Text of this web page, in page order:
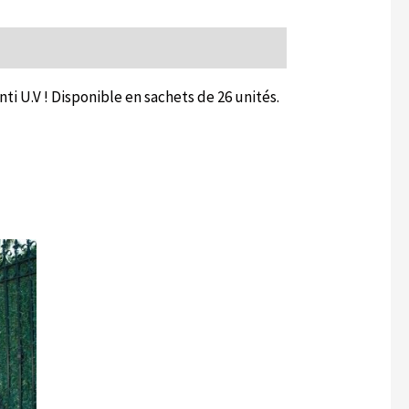
U.V ! Disponible en sachets de 26 unités.